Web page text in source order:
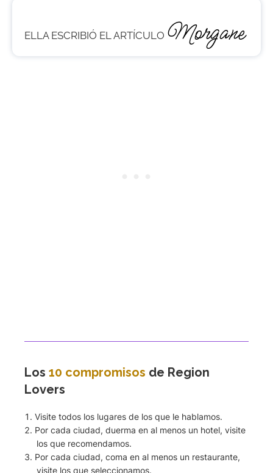
ELLA ESCRIBIÓ EL ARTÍCULO Morgane
Los 10 compromisos de Region
Lovers
Visite todos los lugares de los que le hablamos.
Por cada ciudad, duerma en al menos un hotel, visite
los que recomendamos.
Por cada ciudad, coma en al menos un restaurante,
visite los que seleccionamos.